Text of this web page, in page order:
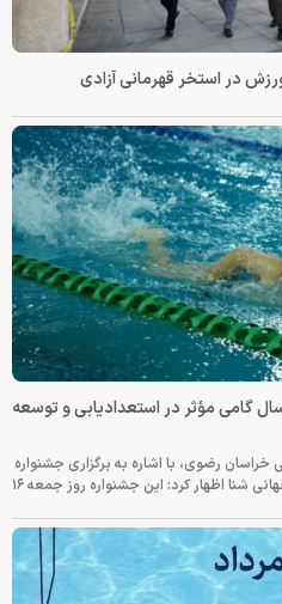
در استخر قهرمانی آزادی
گرایلی: جشنواره شنای زیر ۱۰ سال گامی مؤثر در استعدادیابی و توسعه
رضوی، با اشاره به برگزاری جشنواره